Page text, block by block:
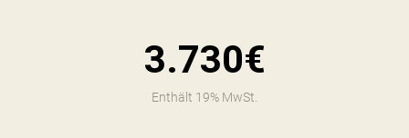
3.730€
Enthält 19% MwSt.